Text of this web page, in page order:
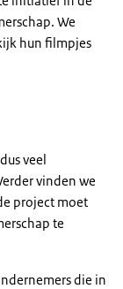
We
hun filmpjes
veel
vinden we
project moet
te
die in